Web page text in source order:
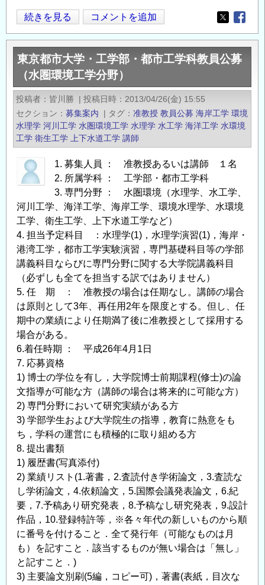
熊
本
大
学
大
学
院
自
然
科
学
科
教
員
（防
災
な
ど
に
関
わ
る
水
工
学
分
の
助
教）
募
集
の
続きを見る コメントを追加
Opens in
東京都市大学・工学部・都市工学科教員公募
（水圏環境工学分野）
投稿者 皆川勝 | 投稿日時
2013/04/26(金) 15:55
セクション
募集案内 | タグ 准教授 教員公募 海岸工学 環境
水理学 河川工学 水圏環境工学 水理学 水工学 海洋工学 水環境
工学 衛生工学 上下水道工学 講師
1. 募集人員 ： 准教授あるいは講師 １名
2. 所属学科 ： 工学部・都市工学科
3. 専門分野 ： 水圏環境（水理学、水工学、
河川工学、海洋工学、海岸工学、環境水理学、水環境
工学、衛生工学、上下水道工学など）
4. 担当予定科目 ：水理学(1)，水理学演習(1)，海岸・
港湾工学，都市工学実験演習，専門基礎科目等の学部
講義科目ならびに専門分野に関する大学院講義科目
（必ずしも全てを担当する訳ではありません）
5. 任 期 ： 准教授の場合は任期なし。講師の場合
は原則として3年、再任用2年を限度とする。但し、任
期中の業績により任期満了後に准教授として採用する
場合がある。
6.着任時期 ： 平成26年4月1日
7. 応募資格
1) 博士の学位を有し，大学院博士前期課程(修士)の論
文指導が可能な方（講師の場合は将来的に可能な方）
2) 専門分野において研究実績がある方
3) 学部学生および大学院生の指導，教育に熱意をも
ち，学科の運営にも積極的に取り組める方
8. 提出書類
1) 履歴書(写真添付)
2) 業績リスト(1.著書，2.査読付き学術論文，3.査読な
し学術論文，4.依頼論文，5.国際会議発表論文，6.紀
要，7.予稿あり研究発表，8.予稿なし研究発表，9.設計
作品，10.登録特許等，※各々年代の新しいものから順
に番号を付けること．全て発行年（可能なものは月
も）を記すこと．該当するものが無い場合は「無し」
と記すこと．)
3) 主要論文別刷(5編，コピー可)，著書(表紙，目次な